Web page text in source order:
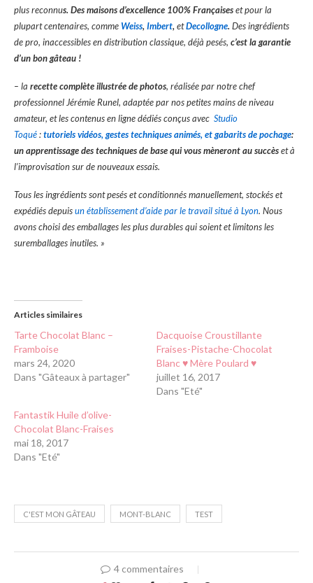
plus reconnus. Des maisons d’excellence 100% Françaiseset pour la
plupart centenaires, commeWeiss, Imbert, etDecollogne. Des ingrédients
de pro, inaccessibles en distribution classique, déjà pesés, c’est la garantie
d’un bon gâteau !
– la recette complète illustrée de photos, réalisée par notre chef
professionnel Jérémie Runel, adaptée par nos petites mains de niveau
amateur, et les contenus en ligne dédiés conçus avec Studio
Toqué:tutoriels vidéos, gestes techniques animés, et gabarits de pochage:
un apprentissage des techniques de base qui vous mèneront au succèset à
l’improvisation sur de nouveaux essais.
Tous les ingrédients sont pesés et conditionnés manuellement, stockés et
expédiés depuisun établissement d’aide par le travail situé à Lyon. Nous
avons choisi des emballages les plus durables qui soient et limitons les
suremballages inutiles. »
Articles similaires
Tarte Chocolat Blanc –
Framboise
mars 24, 2020
Dans "Gâteaux à partager"
Dacquoise Croustillante
Fraises-Pistache-Chocolat
Blanc ♥ Mère Poulard ♥
juillet 16, 2017
Dans "Eté"
Fantastik Huile d’olive-
Chocolat Blanc-Fraises
mai 18, 2017
Dans "Eté"
C'EST MON GÂTEAU MONT-BLANC TEST
4 commentaires